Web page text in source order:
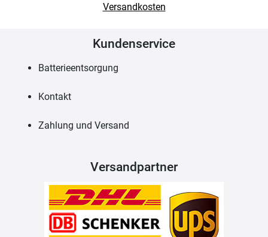
Versandkosten
Kundenservice
Batterieentsorgung
Kontakt
Zahlung und Versand
Versandpartner